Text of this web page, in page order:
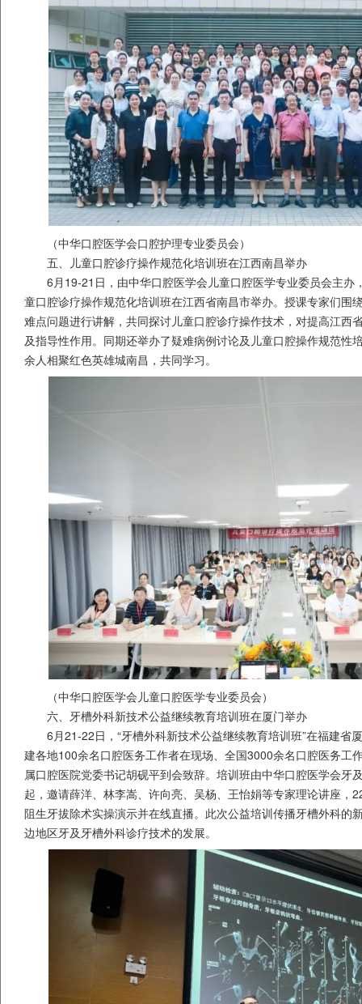
（中华口腔医学会口腔护理专业委员会）
五、儿童口腔诊疗操作规范化培训班在江西南昌举办
6月19-21日，由中华口腔医学会儿童口腔医学专业委员会主办
童口腔诊疗操作规范化培训班在江西省南昌市举办。授课专家们围
难点问题进行讲解，共同探讨儿童口腔诊疗操作技术，对提高江西
及指导性作用。同期还举办了疑难病例讨论及儿童口腔操作规范性
余人相聚红色英雄城南昌，共同学习。
（中华口腔医学会儿童口腔医学专业委员会）
六、牙槽外科新技术公益继续教育培训班在厦门举办
6月21-22日，“牙槽外科新技术公益继续教育培训班”在福建省
建各地100余名口腔医务工作者在现场、全国3000余名口腔医务工
属口腔医院党委书记胡砚平到会致辞。培训班由中华口腔医学会牙
起，邀请薛洋、林李嵩、许向亮、吴杨、王怡娟等专家理论讲座，
阻生牙拔除术实操演示并在线直播。此次公益培训传播牙槽外科的
边地区牙及牙槽外科诊疗技术的发展。